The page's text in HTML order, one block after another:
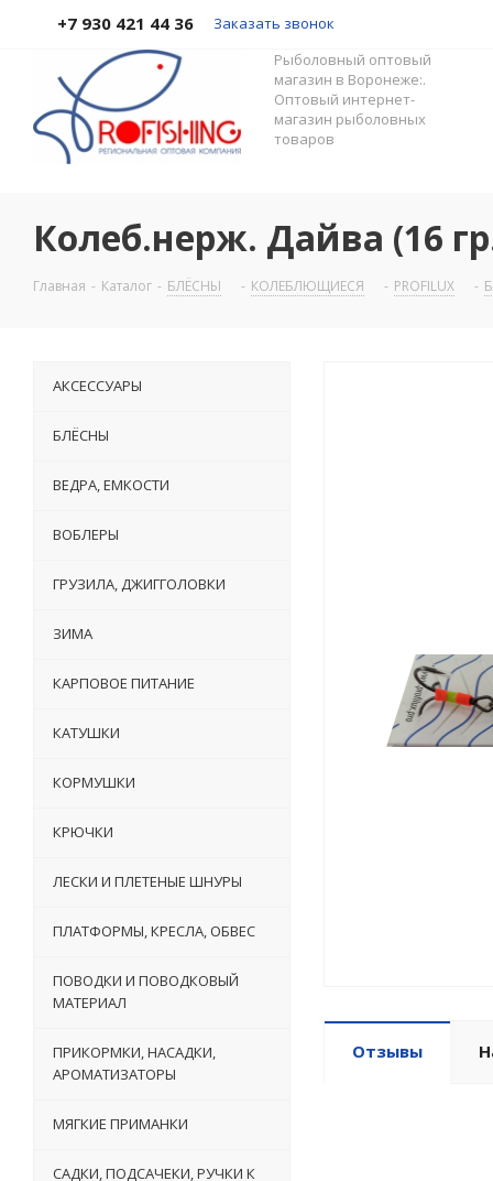
+7 930 421 44 36 Заказать звонок
Рыболовный оптовый
магазин в Воронеже:.
Оптовый интернет-
магазин рыболовных
товаров
Колеб.нерж. Дайва (16
Главная - Каталог - БЛЁСНЫ - КОЛЕБЛЮЩИЕСЯ - PROFILUX -
Отзывы
АКСЕССУАРЫ
БЛЁСНЫ
ВЕДРА, ЕМКОСТИ
ВОБЛЕРЫ
ГРУЗИЛА, ДЖИГГОЛОВКИ
ЗИМА
КАРПОВОЕ ПИТАНИЕ
КАТУШКИ
КОРМУШКИ
КРЮЧКИ
ЛЕСКИ И ПЛЕТЕНЫЕ ШНУРЫ
ПЛАТФОРМЫ, КРЕСЛА, ОБВЕС
ПОВОДКИ И ПОВОДКОВЫЙ
МАТЕРИАЛ
ПРИКОРМКИ, НАСАДКИ,
АРОМАТИЗАТОРЫ
МЯГКИЕ ПРИМАНКИ
САДКИ, ПОДСАЧЕКИ, РУЧКИ К